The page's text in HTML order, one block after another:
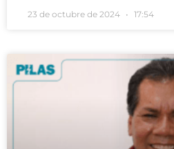
23 de octubre de 2024 17:54